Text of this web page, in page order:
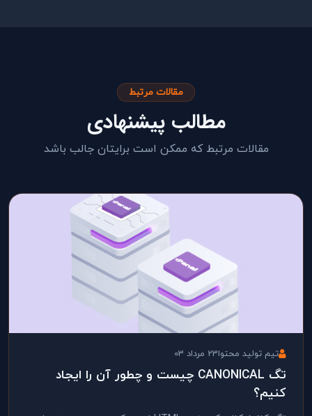
مقالات مرتبط
مطالب پیشنهادی
مقالات مرتبط که ممکن است برایتان جالب باشد
تیم تولید محتوا23 مرداد 03
تگ CANONICAL چیست و چطور آن را ایجاد
کنیم؟